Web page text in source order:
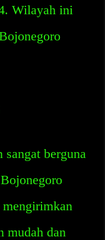
Wilayah ini
berguna
mudah dan